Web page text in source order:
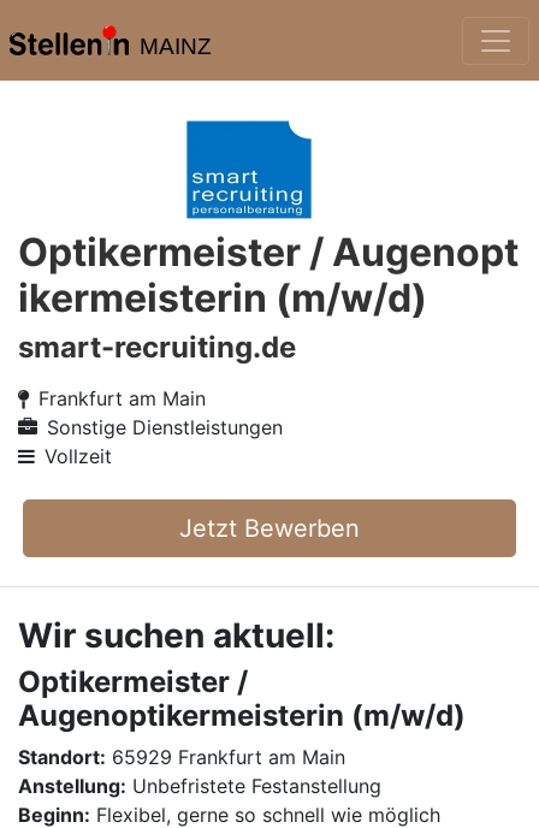
MAINZ
Optikermeister / Augenopt
ikermeisterin (m/w/d)
smart-recruiting.de
Frankfurt am Main
Sonstige Dienstleistungen
Vollzeit
Jetzt Bewerben
Wir suchen aktuell:
Optikermeister /
Augenoptikermeisterin (m/w/d)
Standort: 65929 Frankfurt am Main
Anstellung: Unbefristete Festanstellung
Beginn: Flexibel, gerne so schnell wie möglich